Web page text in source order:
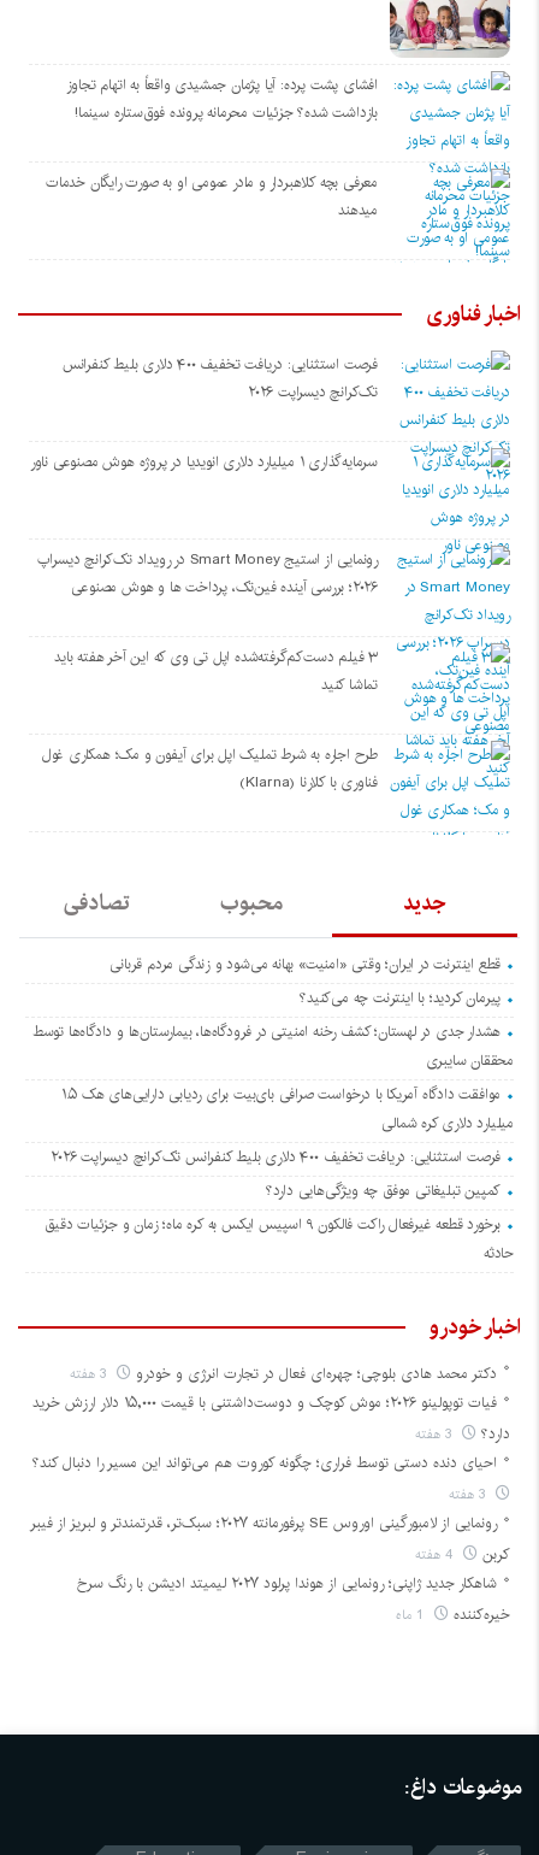
افشای پشت پرده: آیا پژمان جمشیدی واقعاً به اتهام تجاوز
بازداشت شده؟ جزئیات محرمانه پرونده فوق‌ستاره سینما!
معرفی بچه کلاهبردار و مادر عمومی او به صورت رایگان خدمات
میدهند
اخبار فناوری
فرصت استثنایی: دریافت تخفیف ۴۰۰ دلاری بلیط کنفرانس
تک‌کرانچ دیسراپت ۲۰۲۶
سرمایه‌گذاری ۱ میلیارد دلاری انویدیا در پروژه هوش مصنوعی ناور
رونمایی از استیج Smart Money در رویداد تک‌کرانچ دیسراپ
۲۰۲۶؛ بررسی آینده فین‌تک، پرداخت‌ ها و هوش مصنوعی
۳ فیلم دست‌کم‌گرفته‌شده اپل تی وی که این آخر هفته باید
تماشا کنید
طرح اجاره به شرط تملیک اپل برای آیفون و مک؛ همکاری غول
فناوری با کلارنا (Klarna)
جدید محبوب تصادفی
قطع اینترنت در ایران؛ وقتی «امنیت» بهانه می‌شود و زندگی مردم قربانی
پیرمان کردید؛ با اینترنت چه می‌کنید؟
هشدار جدی در لهستان؛ کشف رخنه امنیتی در فرودگاه‌ها، بیمارستان‌ها و دادگاه‌ها توسط
محققان سایبری
موافقت دادگاه آمریکا با درخواست صرافی بای‌بیت برای ردیابی دارایی‌های هک ۱.۵
میلیارد دلاری کره شمالی
فرصت استثنایی: دریافت تخفیف ۴۰۰ دلاری بلیط کنفرانس تک‌کرانچ دیسراپت ۲۰۲۶
کمپین تبلیغاتی موفق چه ویژگی‌هایی دارد؟
برخورد قطعه غیرفعال راکت فالکون ۹ اسپیس ایکس به کره ماه؛ زمان و جزئیات دقیق
حادثه
اخبار خودرو
دکتر محمد هادی بلوچی؛ چهره‌ای فعال در تجارت انرژی و خودرو
فیات توپولینو ۲۰۲۶؛ موش کوچک و دوست‌داشتنی با قیمت ۱۵,۰۰۰ دلار ارزش خرید
دارد؟
احیای دنده دستی توسط فراری؛ چگونه کوروت هم می‌تواند این مسیر را دنبال کند؟
رونمایی از لامبورگینی اوروس SE پرفورمانته ۲۰۲۷؛ سبک‌تر، قدرتمندتر و لبریز از فیبر
کربن
شاهکار جدید ژاپنی؛ رونمایی از هوندا پرلود ۲۰۲۷ لیمیتد ادیشن با رنگ سرخ
خیره‌کننده
موضوعات داغ: